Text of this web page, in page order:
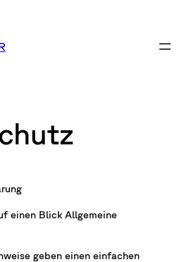
einen Blick Allgemeine
geben einen einfachen